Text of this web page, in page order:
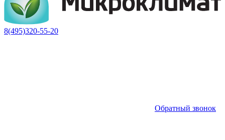
8(495)320-55-20
Обратный звонок